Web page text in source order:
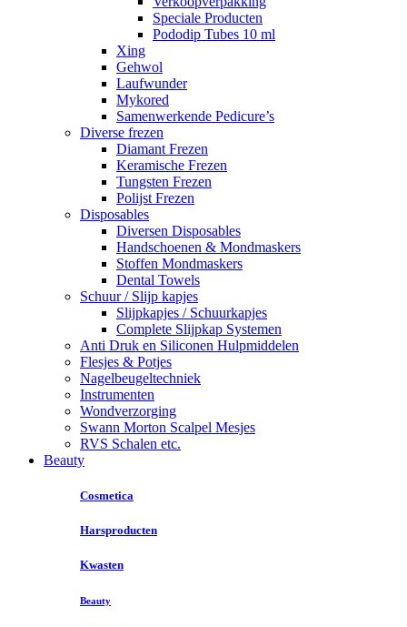
Speciale Producten
Pododip Tubes 10 ml
Xing
Gehwol
Laufwunder
Mykored
Samenwerkende Pedicure’s
Diverse frezen
Diamant Frezen
Keramische Frezen
Tungsten Frezen
Polijst Frezen
Disposables
Diversen Disposables
Handschoenen & Mondmaskers
Stoffen Mondmaskers
Dental Towels
Schuur / Slijp kapjes
Slijpkapjes / Schuurkapjes
Complete Slijpkap Systemen
Anti Druk en Siliconen Hulpmiddelen
Flesjes & Potjes
Nagelbeugeltechniek
Instrumenten
Wondverzorging
Swann Morton Scalpel Mesjes
RVS Schalen etc.
Beauty
Cosmetica
Harsproducten
Kwasten
Beauty